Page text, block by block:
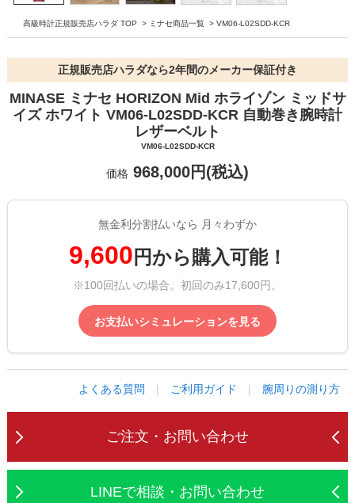
高級時計正規販売店ハラダ TOP > ミナセ商品一覧 > VM06-L02SDD-KCR
正規販売店ハラダなら2年間のメーカー保証付き
MINASE ミナセ HORIZON Mid ホライゾン ミッドサ
イズ ホワイト VM06-L02SDD-KCR 自動巻き腕時計
レザーベルト
VM06-L02SDD-KCR
価格 968,000円(税込)
無金利分割払いなら 月々わずか
9,600 円から購入可能！
※100回払いの場合。初回のみ17,600円。
お支払いシミュレーションを見る
よくある質問 | ご利用ガイド | 腕周りの測り方
ご注文・お問い合わせ
LINEで相談・お問い合わせ